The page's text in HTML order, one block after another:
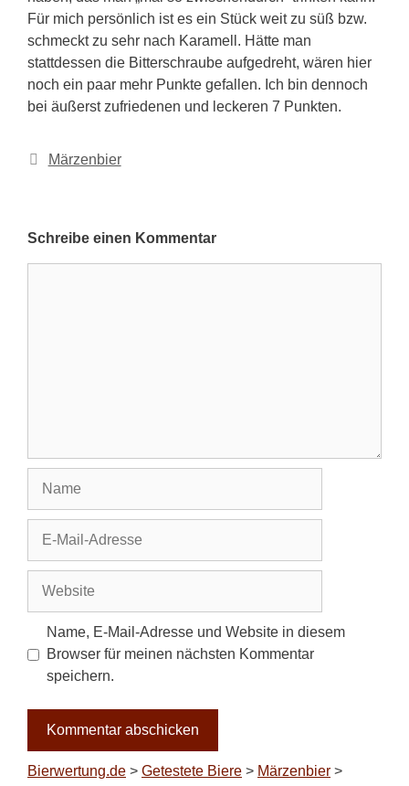
Für mich persönlich ist es ein Stück weit zu süß bzw.
schmeckt zu sehr nach Karamell. Hätte man
stattdessen die Bitterschraube aufgedreht, wären hier
noch ein paar mehr Punkte gefallen. Ich bin dennoch
bei äußerst zufriedenen und leckeren 7 Punkten.
Kategorien
Märzenbier
Schreibe einen Kommentar
Adresse
Name, E-Mail-Adresse und Website in diesem
Browser für meinen nächsten Kommentar
speichern.
Bierwertung.de > Getestete Biere > Märzenbier >